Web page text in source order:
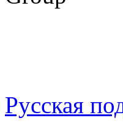
Русская